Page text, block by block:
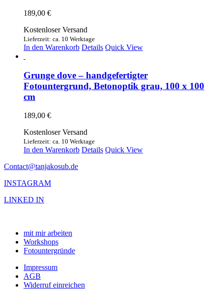
189,00 €
Kostenloser Versand
Lieferzeit: ca. 10 Werktage
In den Warenkorb Details Quick View
Grunge dove – handgefertigter
Fotountergrund, Betonoptik grau, 100 x 100
cm
189,00 €
Kostenloser Versand
Lieferzeit: ca. 10 Werktage
In den Warenkorb Details Quick View
Contact@tanjakosub.de
INSTAGRAM
LINKED IN
mit mir arbeiten
Workshops
Fotountergründe
Impressum
AGB
Widerruf einreichen